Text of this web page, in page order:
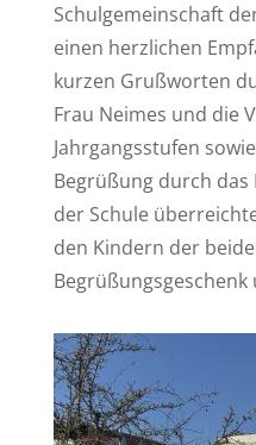
Schulgemeinschaft
einen herzlichen
kurzen Grußworten
Frau Neimes und die
Jahrgangsstufen
Begrüßung durch
der Schule
den Kindern der